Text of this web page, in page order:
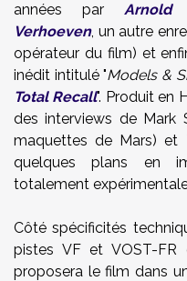
années par Arnold
Verhoeven, un autre
opérateur du film) et
inédit intitulé "Models &
Total Recall". Produit en
des interviews de Mark
maquettes de Mars) et
quelques plans en
totalement
Côté spécificités
pistes VF et VOST-
proposera le film dans